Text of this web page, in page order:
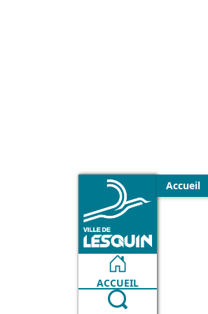
Accueil
ACCUEIL